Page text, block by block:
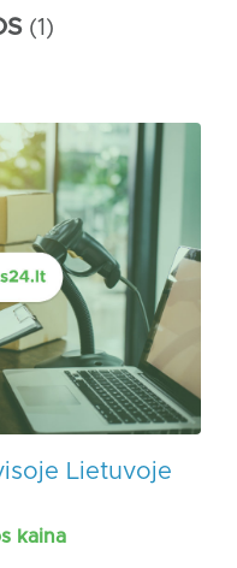
(1)
Lietuvoje
kaina